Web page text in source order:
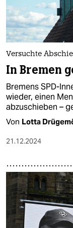
Versuchte
In Bremen
Bremens SPD-
wieder, einen
abzuschieben –
Von Lotta
21.12.2024